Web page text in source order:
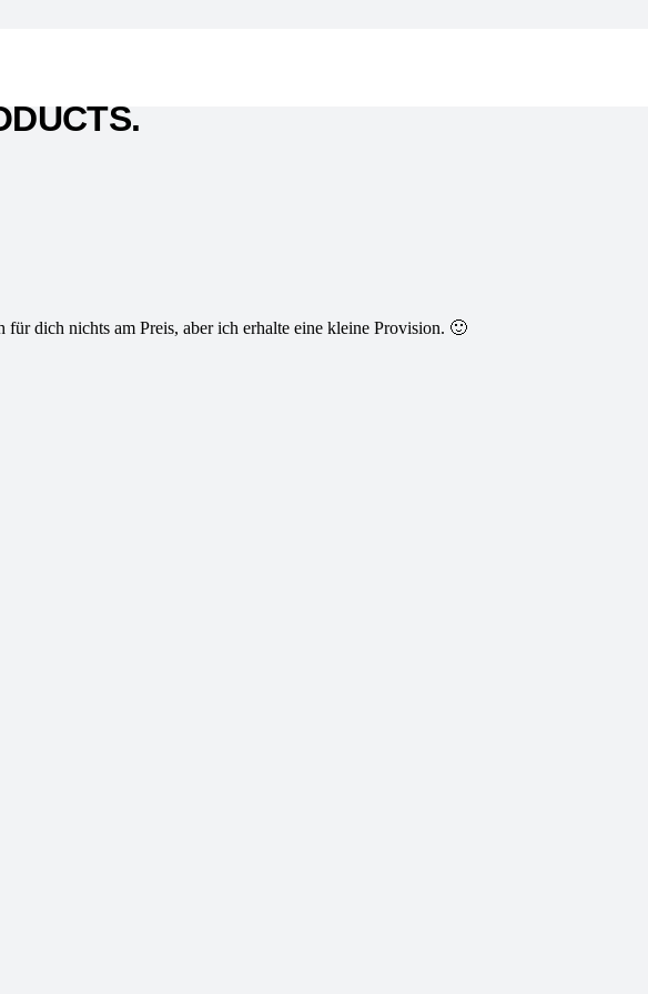
dich nichts am Preis, aber ich erhalte eine kleine Provision. 🙂